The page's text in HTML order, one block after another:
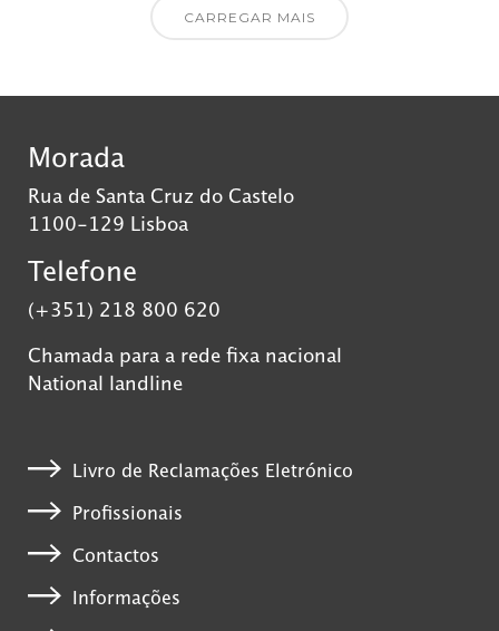
CARREGAR MAIS
Morada
Rua de Santa Cruz do Castelo
1100-129 Lisboa
Telefone
(+351) 218 800 620
Chamada para a rede fixa nacional
National landline
Livro de Reclamações Eletrónico
Profissionais
Contactos
Informações